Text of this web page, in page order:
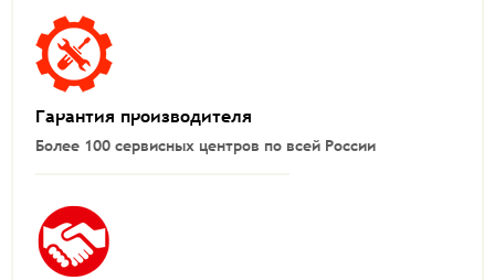
Гарантия производителя
Более 100 сервисных центров по всей России